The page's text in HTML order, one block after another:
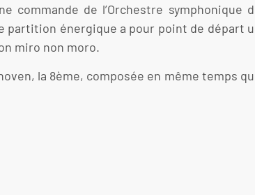
de l’Orchestre symphonique
partition énergique a pour point de départ
miro non moro.
la 8ème, composée en même temps